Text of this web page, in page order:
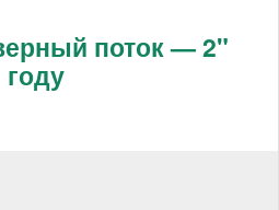
поток — 2"